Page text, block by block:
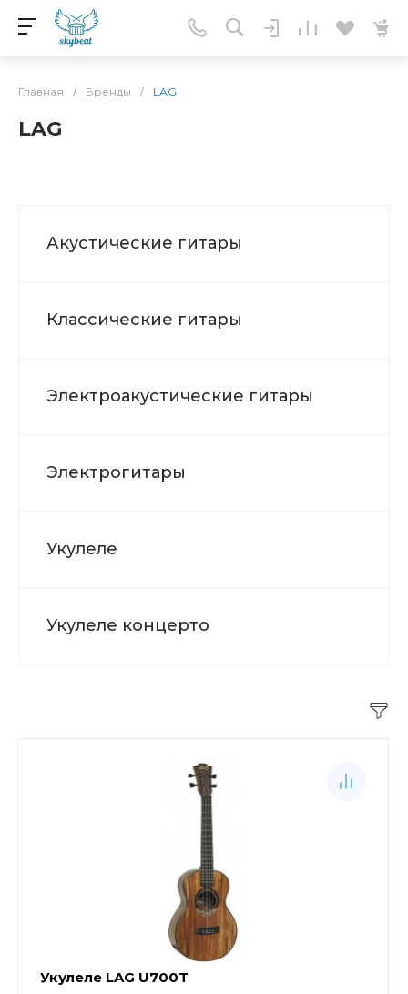
Главная / Бренды / LAG
LAG
Акустические гитары
Классические гитары
Электроакустические гитары
Электрогитары
Укулеле
Укулеле концерто
Укулеле LAG U700T